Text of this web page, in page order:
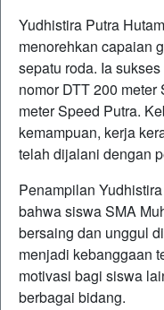
Yudhistira Putra
menorehkan capaian
sepatu roda. Ia
nomor DTT 200
meter Speed Putra.
kemampuan, kerja
telah dijalani dengan
Penampilan
bahwa siswa SMA
bersaing dan unggul
menjadi kebanggaan
motivasi bagi siswa
berbagai bidang.